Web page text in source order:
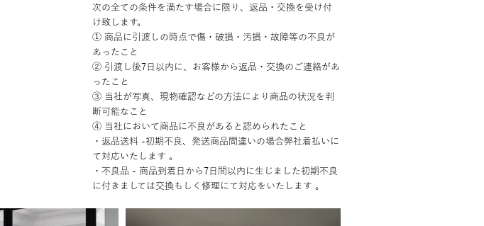
次の全ての条件を満たす場合に限り、返品・交換を受け付
け致します。
① 商品に引渡しの時点で傷・破損・汚損・故障等の不良が
あったこと
② 引渡し後7日以内に、お客様から返品・交換のご連絡があ
ったこと
③ 当社が写真、現物確認などの方法により商品の状況を判
断可能なこと
④ 当社において商品に不良があると認められたこと
・返品送料 -初期不良、発送商品間違いの場合弊社着払いに
て対応いたします 。
・不良品 - 商品到着日から7日間以内に生じました初期不良
に付きましては交換もしく修理にて対応をいたします 。